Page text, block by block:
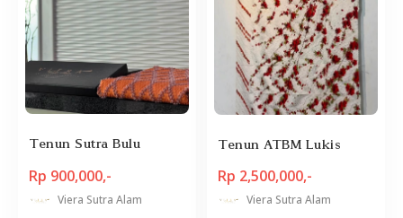
Tenun Sutra Bulu
Rp 900,000,-
Viera Sutra Alam
Tenun ATBM Lukis
Rp 2,500,000,-
Viera Sutra Alam